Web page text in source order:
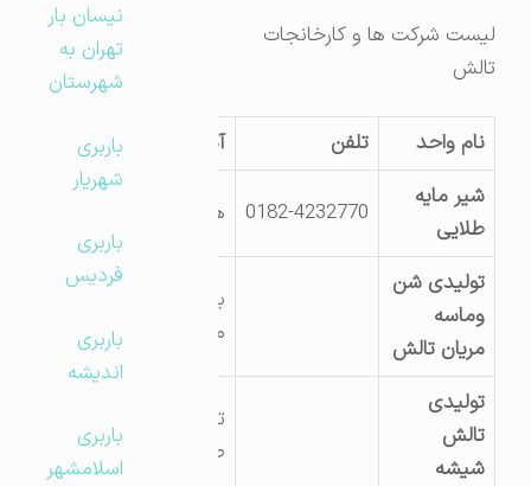
لیست شرکت ها و کارخانجات
تالش
نام واحد تلفن
آدرس کارگاه
شیر مایه
طلایی
0182-4232770 هشتپربلوارولیعصر
تولیدی شن
وماسه
مریان تالش
بالا دست پل قریه
مریان
تولیدی
تالش
شیشه
تالش – شهرک
صنعتی
نیسان بار
تهران به
شهرستان
باربری
شهریار
باربری
فردیس
باربری
اندیشه
باربری
اسلامشهر